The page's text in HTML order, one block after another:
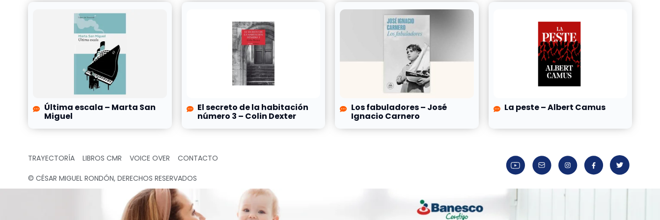
Última escala – Marta San
Miguel
El secreto de la habitación
número 3 – Colin Dexter
Los fabuladores – José
Ignacio Carnero
La peste – Albert Camus
TRAYECTORÍA LIBROS CMR VOICE OVER CONTACTO
© CÉSAR MIGUEL RONDÓN, DERECHOS RESERVADOS